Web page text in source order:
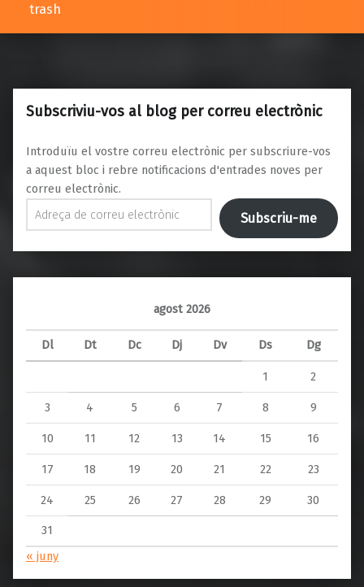
trash
Subscriviu-vos al blog per correu electrònic
Introduïu el vostre correu electrònic per subscriure-vos
a aquest bloc i rebre notificacions d'entrades noves per
correu electrònic.
Adreça de correu electrònic
Subscriu-me
agost 2026
Dl Dt Dc Dj Dv Ds Dg
1 2
3 4 5 6 7 8 9
10 11 12 13 14 15 16
17 18 19 20 21 22 23
24 25 26 27 28 29 30
31
« juny